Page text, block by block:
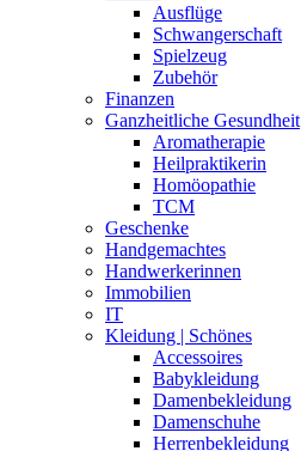
Ausflüge
Schwangerschaft
Spielzeug
Zubehör
Finanzen
Ganzheitliche Gesundheit
Aromatherapie
Heilpraktikerin
Homöopathie
TCM
Geschenke
Handgemachtes
Handwerkerinnen
Immobilien
IT
Kleidung | Schönes
Accessoires
Babykleidung
Damenbekleidung
Damenschuhe
Herrenbekleidung